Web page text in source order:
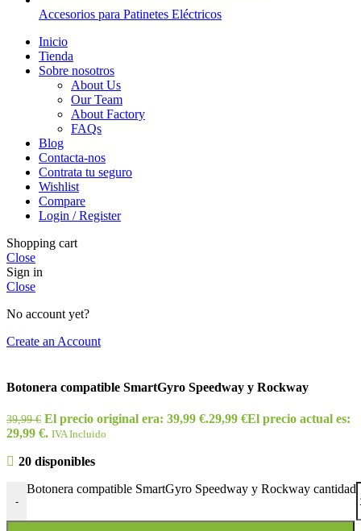
Accesorios para Patinetes Eléctricos
Inicio
Tienda
Sobre nosotros
About Us
Our Team
About Factory
FAQs
Blog
Contacta-nos
Contrata tu seguro
Wishlist
Compare
Login / Register
Shopping cart
Close
Sign in
Close
No account yet?
Create an Account
Botonera compatible SmartGyro Speedway y Rockway
39,99€ El precio original era: 39,99 €.29,99 €El precio actual es:
29,99 €. IVA Incluido
20 disponibles
-
Botonera compatible SmartGyro Speedway y Rockway cantidad